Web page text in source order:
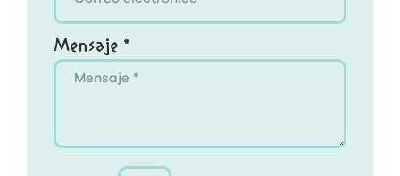
Mensaje *